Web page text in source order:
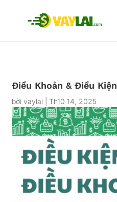
Điều Khoản & Điều Kiện
bởi vaylai Th10 14, 2025